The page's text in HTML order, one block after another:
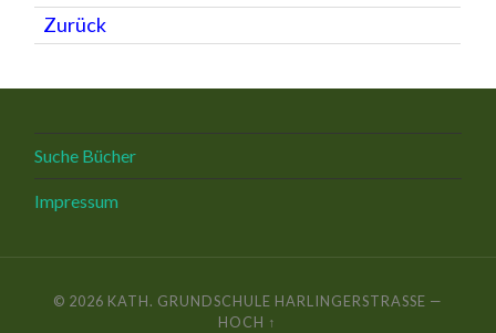
Zurück
Suche Bücher
Impressum
© 2026 KATH. GRUNDSCHULE HARLINGERSTRASSE
—
HOCH ↑